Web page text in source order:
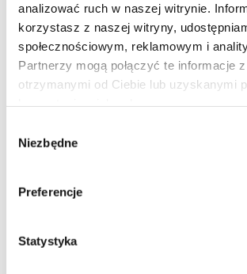
analizować ruch w naszej witrynie.
korzystasz z naszej witryny,
społecznościowym, reklamowym i
Partnerzy mogą połączyć te informacje
otrzymanymi od Ciebie lub uzyskanymi
zgody
Niezbędne
Preferencje
Statystyka